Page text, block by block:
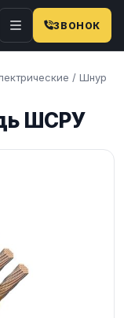
ЗВОНОК
/ Шнур
ШСРУ